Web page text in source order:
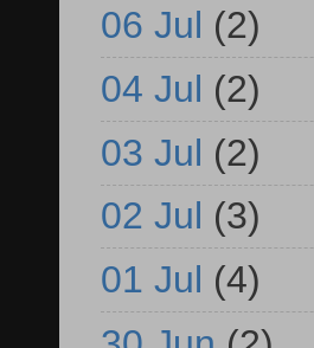
06 Jul (2)
04 Jul (2)
03 Jul (2)
02 Jul (3)
01 Jul (4)